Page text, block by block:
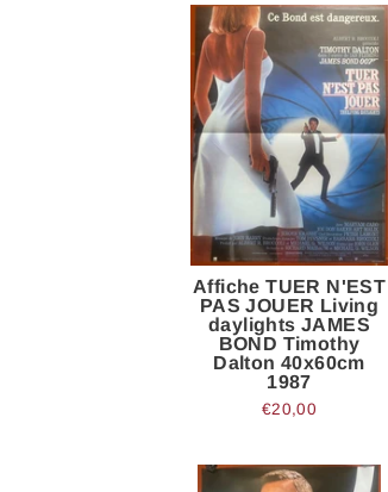
Affiche TUER N'EST
PAS JOUER Living
daylights JAMES
BOND Timothy
Dalton 40x60cm
1987
€20,00